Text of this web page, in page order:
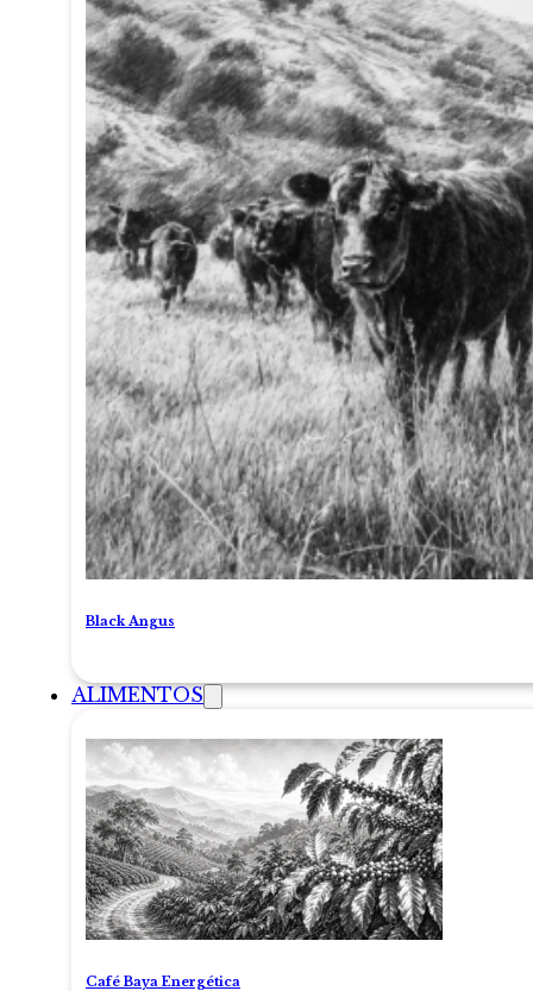
Black Angus
ALIMENTOS
Café Baya Energética